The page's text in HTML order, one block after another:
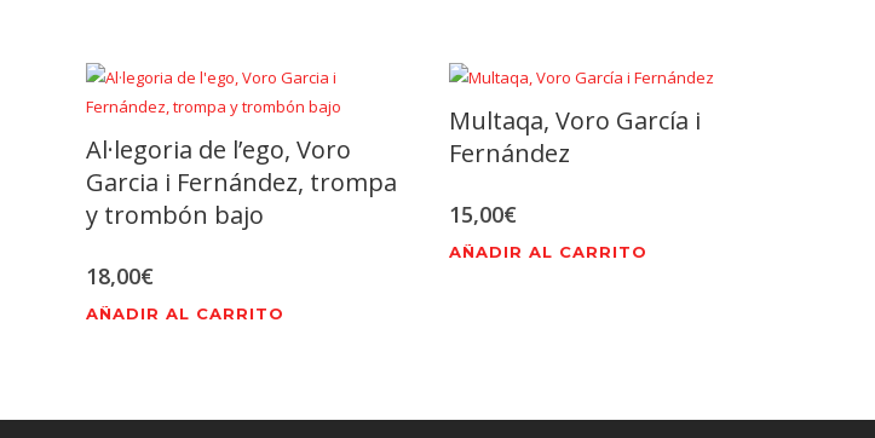
Al·legoria de l’ego, Voro
Garcia i Fernández, trompa
y trombón bajo
18,00€
AÑADIR AL CARRITO
Multaqa, Voro García i
Fernández
15,00€
AÑADIR AL CARRITO